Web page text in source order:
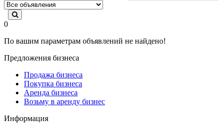
0
По вашим параметрам объявлений не найдено!
Предложения бизнеса
Продажа бизнеса
Покупка бизнеса
Аренда бизнеса
Возьму в аренду бизнес
Информация